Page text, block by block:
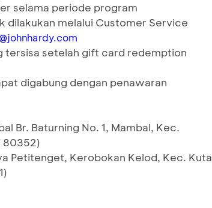
selama periode program
dilakukan melalui Customer Service
tersisa setelah gift card redemption
digabung dengan penawaran
Br. Baturning No. 1, Mambal, Kec.
80352)
Petitenget, Kerobokan Kelod, Kec. Kuta